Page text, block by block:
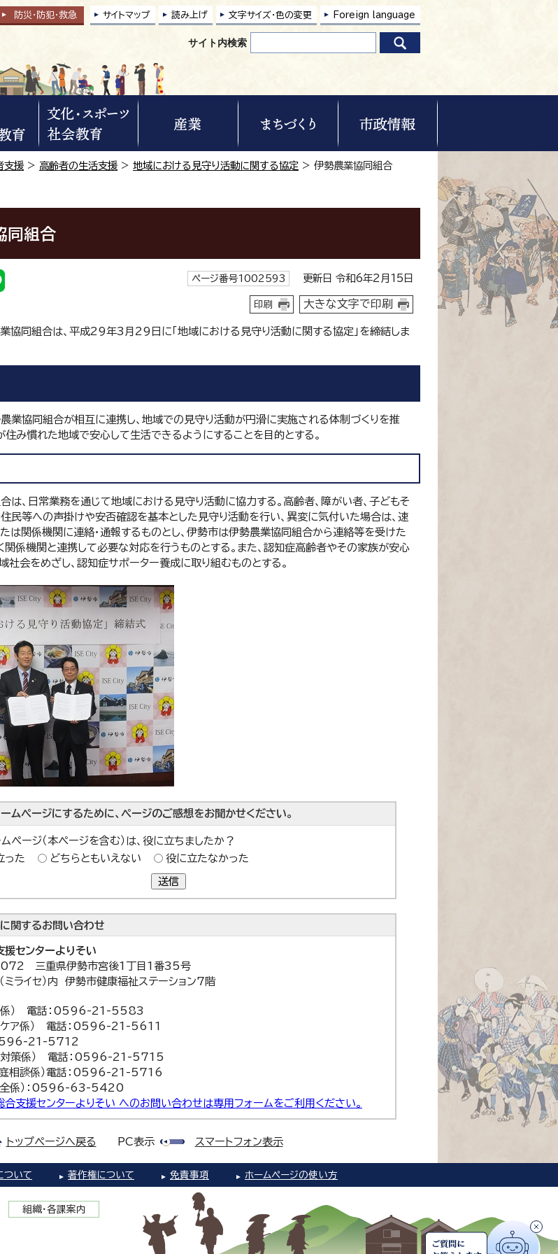
防災・防犯・救急 サイトマップ 読み上げ 文字サイズ・色の変更 Foreign language
サイト内検索
支援 > 高齢者の生活支援 > 地域における見守り活動に関する協定 > 伊勢農業協同組合
同組合
ページ番号1002593 更新日 令和6年2月15日
印刷 大きな文字で印刷
協同組合は、平成29年3月29日に「地域における見守り活動に関する協定」を締結しま
業協同組合が相互に連携し、地域での見守り活動が円滑に実施される体制づくりを推
住み慣れた地域で安心して生活できるようにすることを目的とする。
は、日常業務を通じて地域における見守り活動に協力する。高齢者、障がい者、子どもそ
民等への声掛けや安否確認を基本とした見守り活動を行い、異変に気付いた場合は、速
は関係機関に連絡・通報するものとし、伊勢市は伊勢農業協同組合から連絡等を受けた
関係機関と連携して必要な対応を行うものとする。また、認知症高齢者やその家族が安心
社会をめざし、認知症サポーター養成に取り組むものとする。
ムページにするために、ページのご感想をお聞かせください。
ページ（本ページを含む）は、役に立ちましたか？
った
どちらともいえない 役に立たなかった
送信
関するお問い合わせ
援センターよりそい
三重県伊勢市宮後1丁目1番35号
ライセ）内 伊勢市健康福祉ステーション7階
係） 電話：0596-21-5583
ケア係） 電話：0596-21-5611
21-5712
対策係） 電話：0596-21-5715
庭相談係）電話：0596-21-5716
全係）：0596-63-5420
合支援センターよりそい へのお問い合わせは専用フォームをご利用ください。
トップページへ戻る PC表示 スマートフォン表示
ついて 著作権について 免責事項 ホームページの使い方
組織・各課案内